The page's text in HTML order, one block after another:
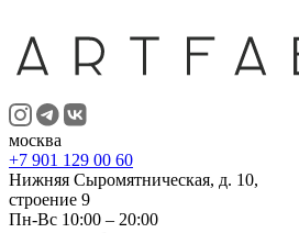
москва
+7 901 129 00 60
Нижняя Сыромятническая, д. 10,
строение 9
Пн-Вс 10:00 – 20:00